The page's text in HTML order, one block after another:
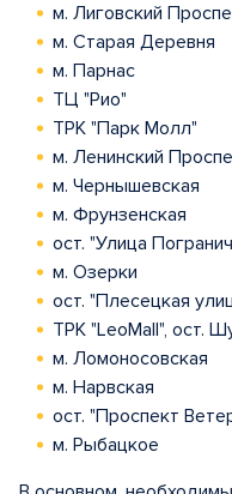
м. Лиговский
м. Старая Деревня
м. Парнас
ТЦ "Рио"
ТРК "Парк Молл"
м. Ленинский
м. Чернышевская
м. Фрунзенская
ост. "Улица
м. Озерки
ост. "Плесецкая
ТРК "LeoMall", ост.
м. Ломоносовская
м. Нарвская
ост. "Проспект
м. Рыбацкое